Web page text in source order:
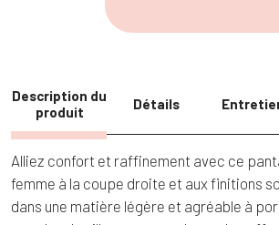
Description du
produit
Détails
Alliez confort et raffinement avec ce
femme à la coupe droite et aux finitions
dans une matière légère et agréable à